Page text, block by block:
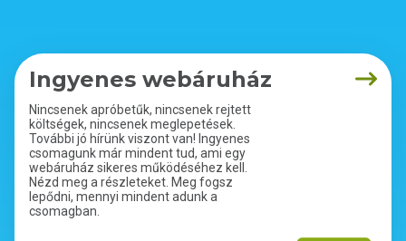
Ingyenes webáruház
Nincsenek apróbetűk, nincsenek rejtett
költségek, nincsenek meglepetések.
További jó hírünk viszont van! Ingyenes
csomagunk már mindent tud, ami egy
webáruház sikeres működéséhez kell.
Nézd meg a részleteket. Meg fogsz
lepődni, mennyi mindent adunk a
csomagban.